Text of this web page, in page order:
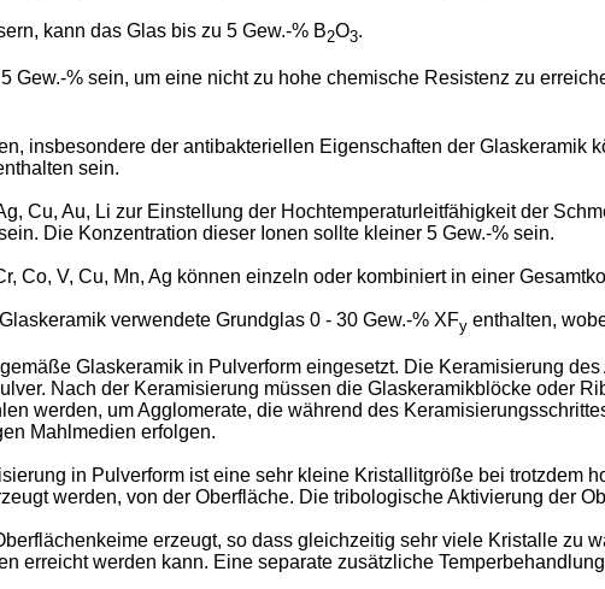
kann das Glas bis zu 5 Gew.-% B2O3.
Gew.-% sein, um eine nicht zu hohe chemische Resistenz zu
insbesondere der antibakteriellen Eigenschaften der Glaskeramik
sein.
Cu, Au, Li zur Einstellung der Hochtemperaturleitfähigkeit der
Die Konzentration dieser Ionen sollte kleiner 5 Gew.-% sein.
Co, V, Cu, Mn, Ag können einzeln oder kombiniert in einer
verwendete Grundglas 0 - 30 Gew.-% XFy enthalten,
Glaskeramik in Pulverform eingesetzt. Die Keramisierung
Nach der Keramisierung müssen die Glaskeramikblöcke oder
werden, um Agglomerate, die während des
Mahlmedien erfolgen.
in Pulverform ist eine sehr kleine Kristallitgröße bei trotzdem
werden, von der Oberfläche. Die tribologische Aktivierung der
erzeugt, so dass gleichzeitig sehr viele Kristalle zu
erreicht werden kann. Eine separate zusätzliche